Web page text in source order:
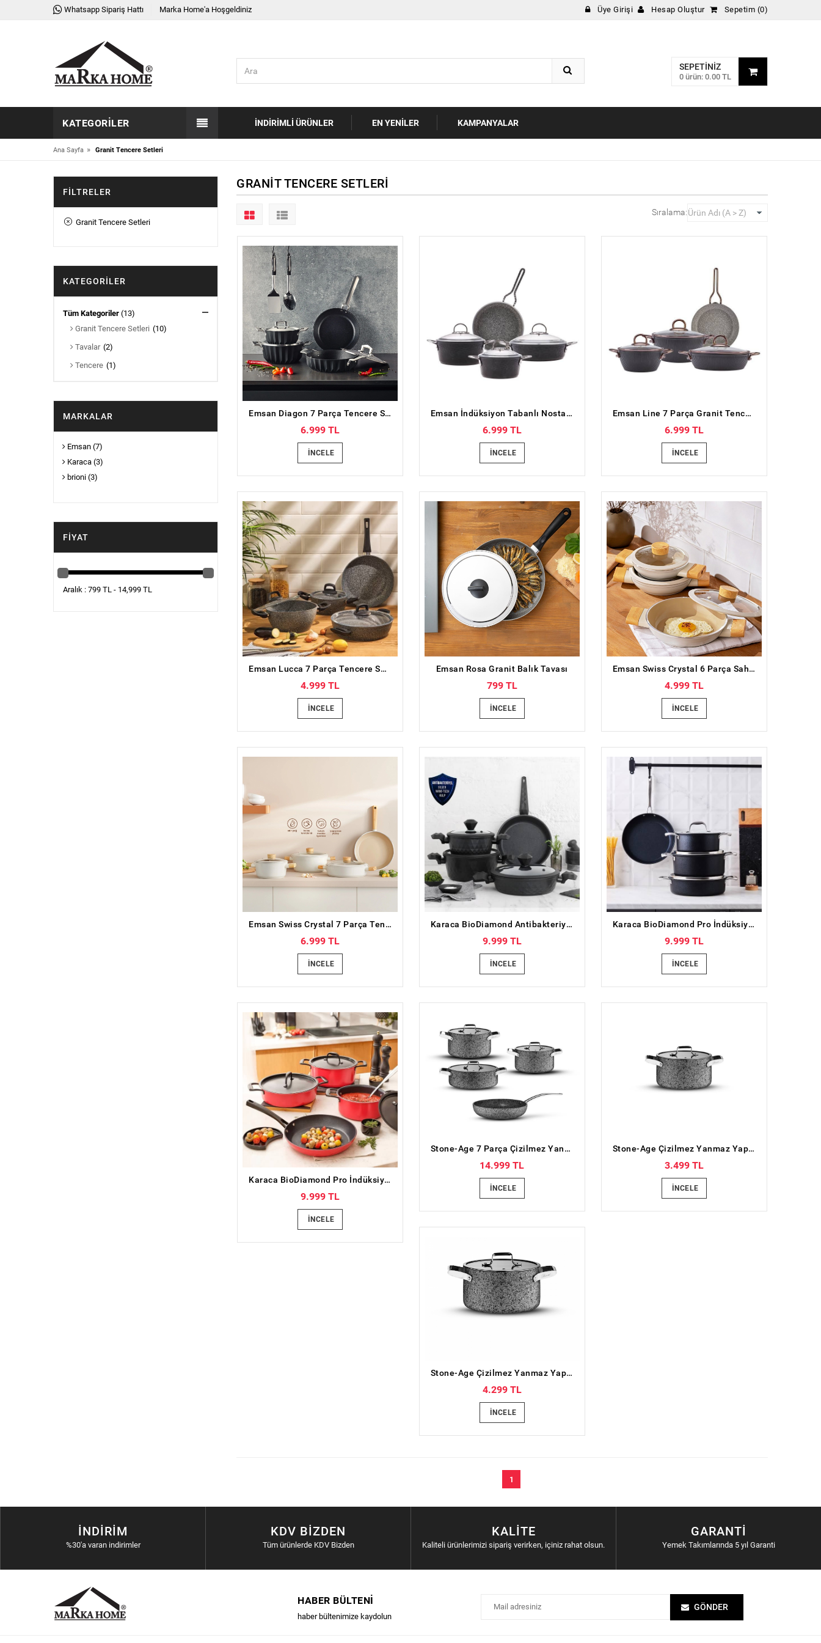
Whatsapp Sipariş Hattı Marka Home'a Hoşgeldiniz Üye Girişi Hesap Oluştur Sepetim (0)
SEPETINIZ
0 ürün: 0.00 TL
KATEGORILER İNDIRIMLI ÜRÜNLER EN YENILER KAMPANYALAR
Ana Sayfa » Granit Tencere Setleri
GRANIT TENCERE SETLERI
Sıralama:
Emsan Diagon 7 Parça Tencere Seti
6.999 TL
İNCELE
Emsan İndüksiyon Tabanlı Nostalji 7 Parça Granit Tencere Seti Siyah
6.999 TL
İNCELE
Emsan Line 7 Parça Granit Tencere Seti Yeni Siyah Rose
6.999 TL
İNCELE
Emsan Lucca 7 Parça Tencere Seti Gri Mavi
4.999 TL
İNCELE
Emsan Rosa Granit Balık Tavası
799 TL
İNCELE
Emsan Swiss Crystal 6 Parça Sahan Seti Krem
4.999 TL
İNCELE
Emsan Swiss Crystal 7 Parça Tencere Seti
6.999 TL
İNCELE
Karaca BioDiamond Antibakteriyel Kulp 7 Parça Tencere Seti
9.999 TL
İNCELE
Karaca BioDiamond Pro İndüksiyon Tabanlı 7 Parça Tencere Seti
9.999 TL
İNCELE
Karaca BioDiamond Pro İndüksiyon Tabanlı Japanese Red 7 Parça Tencere Seti
9.999 TL
İNCELE
Stone-Age 7 Parça Çizilmez Yanmaz Yapışmaz Tencere ve Tava Seti
14.999 TL
İNCELE
Stone-Age Çizilmez Yanmaz Yapışmaz Derin Tencere - 22 cm
3.499 TL
İNCELE
Stone-Age Çizilmez Yanmaz Yapışmaz Derin Tencere - 28 cm
4.299 TL
İNCELE
1
FILTRELER
Granit Tencere Setleri
KATEGORILER
Tüm Kategoriler (13)
Granit Tencere Setleri (10)
Tavalar (2)
Tencere (1)
MARKALAR
Emsan (7)
Karaca (3)
brioni (3)
FIYAT
Aralık : 799 TL - 14,999 TL
İNDIRIM
%30'a varan indirimler
KDV BIZDEN
Tüm ürünlerde KDV Bizden
KALITE
Kaliteli ürünlerimizi sipariş verirken, içiniz rahat olsun.
GARANTI
Yemek Takımlarında 5 yıl Garanti
HABER BÜLTENI
haber bültenimize kaydolun
GÖNDER